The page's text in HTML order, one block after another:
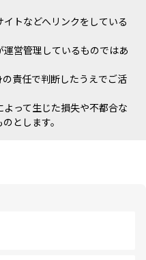
イトなどへリンクをしている
営管理しているものではあ
責任で判断したうえでご活
って生じた損失や不都合な
とします。